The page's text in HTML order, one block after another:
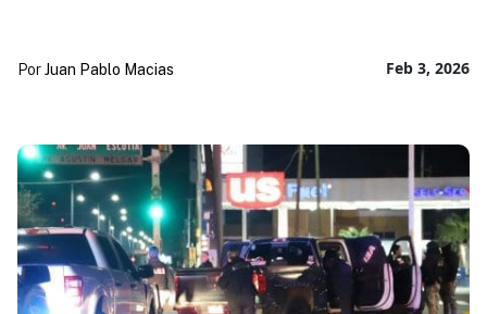
Feb 3, 2026
PorJuan Pablo Macias